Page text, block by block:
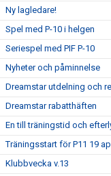
Ny lagledare!
Spel med P-10 i helgen
Seriespel med PIF P-10
Nyheter och påminnelse
Dreamstar utdelning och
Dreamstar rabatthäften
En till träningstid och
Träningsstart för P11 19
Klubbvecka v.13